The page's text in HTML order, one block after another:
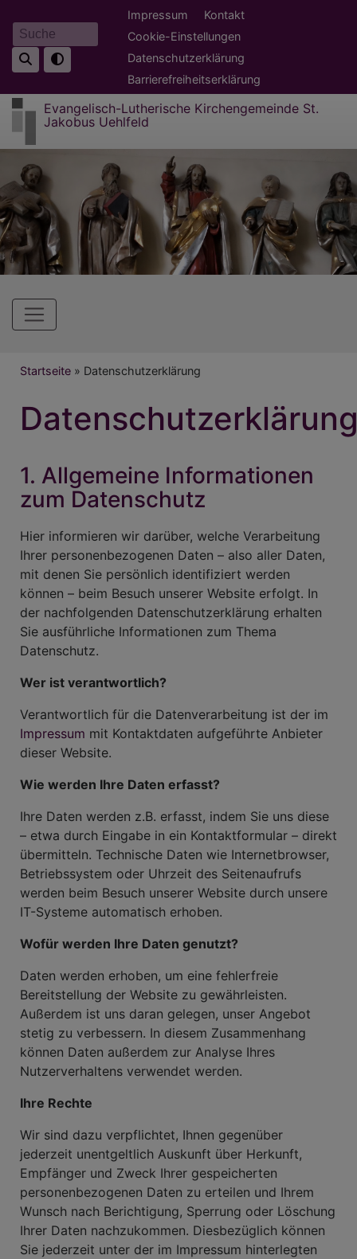
zum
Inhalt
Suche
Fußbereichsmenü
Impressum
Kontakt
Cookie-Einstellungen
Datenschutzerklärung
Barrierefreiheitserklärung
Evangelisch-Lutherische Kirchengemeinde St.
Jakobus Uehlfeld
Hauptnavigation
Breadcrumb
Startseite Datenschutzerklärung
1. Allgemeine Informationen
zum Datenschutz
Hier informieren wir darüber, welche Verarbeitung
Ihrer personenbezogenen Daten – also aller Daten,
mit denen Sie persönlich identifiziert werden
können – beim Besuch unserer Website erfolgt. In
der nachfolgenden Datenschutzerklärung erhalten
Sie ausführliche Informationen zum Thema
Datenschutz.
Wer ist verantwortlich?
Verantwortlich für die Datenverarbeitung ist der im
Impressum mit Kontaktdaten aufgeführte Anbieter
dieser Website.
Wie werden Ihre Daten erfasst?
Ihre Daten werden z.B. erfasst, indem Sie uns diese
– etwa durch Eingabe in ein Kontaktformular – direkt
übermitteln. Technische Daten wie Internetbrowser,
Betriebssystem oder Uhrzeit des Seitenaufrufs
werden beim Besuch unserer Website durch unsere
IT-Systeme automatisch erhoben.
Wofür werden Ihre Daten genutzt?
Daten werden erhoben, um eine fehlerfreie
Bereitstellung der Website zu gewährleisten.
Außerdem ist uns daran gelegen, unser Angebot
stetig zu verbessern. In diesem Zusammenhang
können Daten außerdem zur Analyse Ihres
Nutzerverhaltens verwendet werden.
Ihre Rechte
Wir sind dazu verpflichtet, Ihnen gegenüber
jederzeit unentgeltlich Auskunft über Herkunft,
Empfänger und Zweck Ihrer gespeicherten
personenbezogenen Daten zu erteilen und Ihrem
Wunsch nach Berichtigung, Sperrung oder Löschung
Ihrer Daten nachzukommen. Diesbezüglich können
Sie jederzeit unter der im Impressum hinterlegten